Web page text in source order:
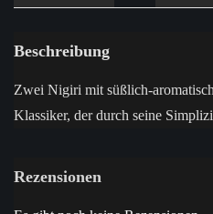
Beschreibung
Zwei Nigiri mit süßlich-
Klassiker, der durch seine
Rezensionen